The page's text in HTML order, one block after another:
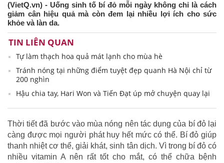
(VietQ.vn) - Uống sinh tố bí đỏ mỗi ngày không chỉ là cách
giảm cân hiệu quả mà còn đem lại nhiều lợi ích cho sức
khỏe và làn da.
TIN LIÊN QUAN
Tự làm thạch hoa quả mát lạnh cho mùa hè
Tránh nóng tại những điểm tuyệt đẹp quanh Hà Nội chỉ từ
200 nghìn
Hậu chia tay, Hari Won và Tiến Đạt úp mở chuyện quay lại
Thời tiết đã bước vào mùa nóng nên tác dụng của bí đỏ lại
càng được mọi người phát huy hết mức có thể. Bí đỏ giúp
thanh nhiệt cơ thể, giải khát, sinh tân dịch. Vì trong bí đỏ có
nhiều vitamin A nên rất tốt cho mắt, có thể chữa bệnh